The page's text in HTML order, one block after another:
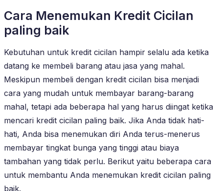
Cara Menemukan Kredit Cicilan
paling baik
Kebutuhan untuk kredit cicilan hampir selalu ada ketika
datang ke membeli barang atau jasa yang mahal.
Meskipun membeli dengan kredit cicilan bisa menjadi
cara yang mudah untuk membayar barang-barang
mahal, tetapi ada beberapa hal yang harus diingat ketika
mencari kredit cicilan paling baik. Jika Anda tidak hati-
hati, Anda bisa menemukan diri Anda terus-menerus
membayar tingkat bunga yang tinggi atau biaya
tambahan yang tidak perlu. Berikut yaitu beberapa cara
untuk membantu Anda menemukan kredit cicilan paling
baik.